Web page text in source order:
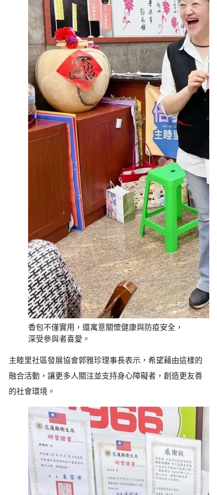
香包不僅實用，還寓意關懷健康與防疫安全，
深受參與者喜愛。
主睦里社區發展協會郭雅珍理事長表示，希望藉由這樣的
融合活動，讓更多人關注並支持身心障礙者，創造更友善
的社會環境。